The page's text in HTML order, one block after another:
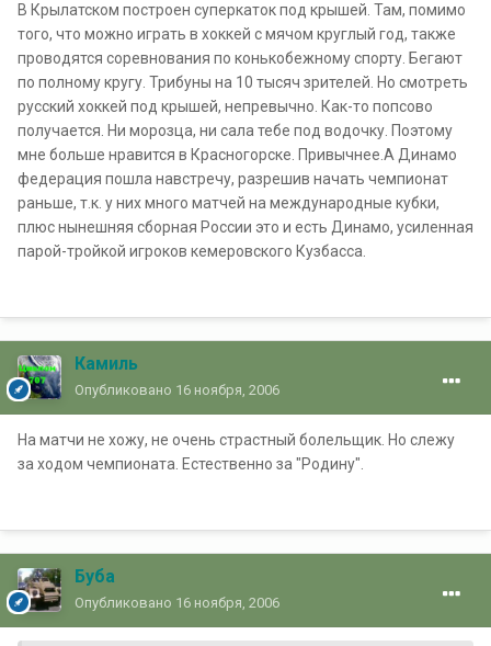
В Крылатском построен суперкаток под крышей. Там, помимо
того, что можно играть в хоккей с мячом круглый год, также
проводятся соревнования по конькобежному спорту. Бегают
по полному кругу. Трибуны на 10 тысяч зрителей. Но смотреть
русский хоккей под крышей, непревычно. Как-то попсово
получается. Ни морозца, ни сала тебе под водочку. Поэтому
мне больше нравится в Красногорске. Привычнее.А Динамо
федерация пошла навстречу, разрешив начать чемпионат
раньше, т.к. у них много матчей на международные кубки,
плюс нынешняя сборная России это и есть Динамо, усиленная
парой-тройкой игроков кемеровского Кузбасса.
Камиль
Опубликовано 16 ноября, 2006
На матчи не хожу, не очень страстный болельщик. Но слежу
за ходом чемпионата. Естественно за "Родину".
Буба
Опубликовано 16 ноября, 2006